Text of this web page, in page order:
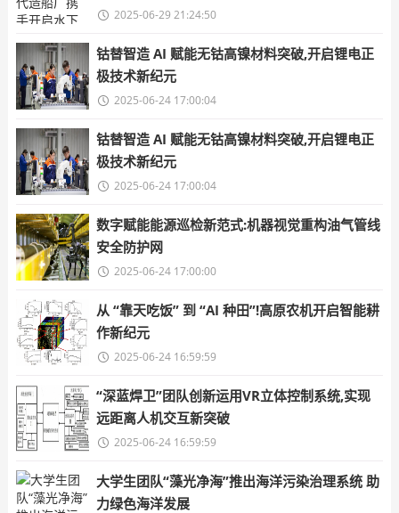
2025-06-29 21:24:50
钴替智造 AI 赋能无钴高镍材料突破,开启锂电正
极技术新纪元
2025-06-24 17:00:04
钴替智造 AI 赋能无钴高镍材料突破,开启锂电正
极技术新纪元
2025-06-24 17:00:04
数字赋能能源巡检新范式:机器视觉重构油气管线
安全防护网
2025-06-24 17:00:00
从 “靠天吃饭” 到 “AI 种田”!高原农机开启智能耕
作新纪元
2025-06-24 16:59:59
“深蓝焊卫”团队创新运用VR立体控制系统,实现
远距离人机交互新突破
2025-06-24 16:59:59
大学生团队“藻光净海”推出海洋污染治理系统 助
力绿色海洋发展